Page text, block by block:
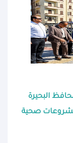
البحيرة
مشروعات صحية